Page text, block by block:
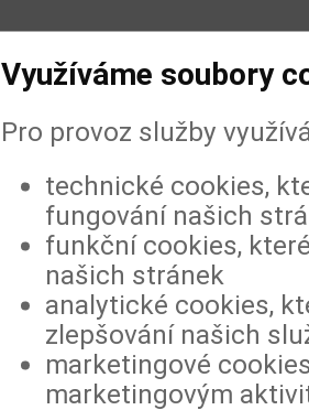
Využíváme soubory
Pro provoz služby
technické cookies,
fungování našich
funkční cookies,
našich stránek
analytické cookies,
zlepšování našich
marketingové
marketingovým